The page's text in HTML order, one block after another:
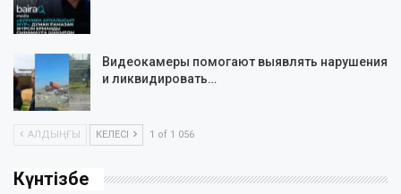
Видеокамеры помогают выявлять нарушения
и ликвидировать…
АЛДЫҢҒЫ КЕЛЕСІ 1 of 1 056
Күнтізбе